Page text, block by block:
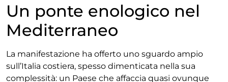
Un ponte enologico nel
Mediterraneo
La manifestazione ha offerto uno sguardo ampio
sull’Italia costiera, spesso dimenticata nella sua
complessità: un Paese che affaccia quasi ovunque